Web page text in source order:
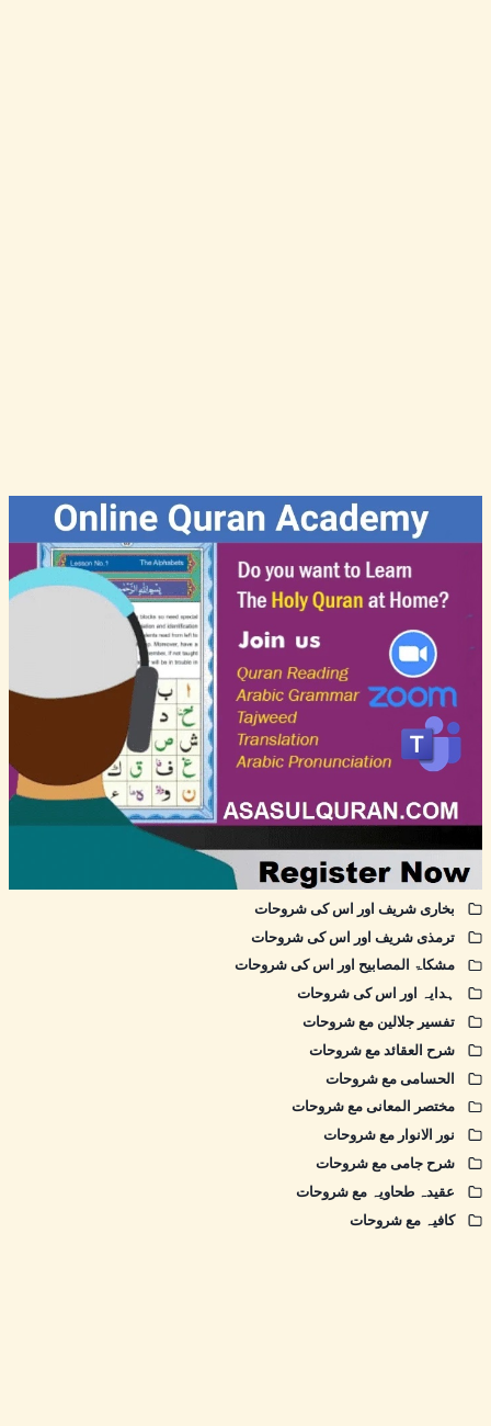
بخاری شریف اور اس کی شروحات
ترمذی شریف اور اس کی شروحات
مشکاۃ المصابیح اور اس کی شروحات
ہدایہ اور اس کی شروحات
تفسیر جلالین مع شروحات
شرح العقائد مع شروحات
الحسامی مع شروحات
مختصر المعانی مع شروحات
نور الانوار مع شروحات
شرح جامی مع شروحات
عقیدہ طحاویہ مع شروحات
کافیہ مع شروحات